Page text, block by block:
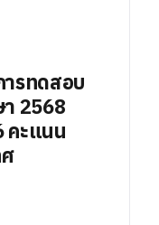
รทดสอบ
า 2568
คะแนน